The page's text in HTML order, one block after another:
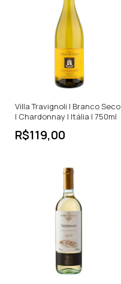
Villa Travignoli | Branco Seco
| Chardonnay | Itália | 750ml
R$119,00